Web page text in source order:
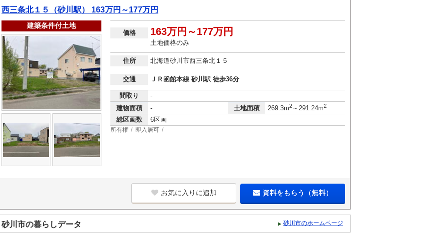
西三条北１５（砂川駅） 163万円～177万円
建築条件付土地
価格 163万円～177万円
土地価格のみ
住所 北海道砂川市西三条北１５
交通 ＪＲ函館本線 砂川駅 徒歩36分
間取り
-
建物面積
- 土地面積 269.3m2～291.24m2
総区画数 6区画
所有権 即入居可
お気に入りに追加 資料をもらう（無料）
砂川市の暮らしデータ 砂川市のホームページ